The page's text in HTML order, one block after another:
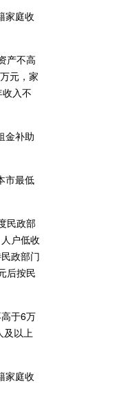
家庭收
产不高
元，家
入不
金补助
市最低
民政部
户低收
政部门
后按民
于6万
及以上
家庭收